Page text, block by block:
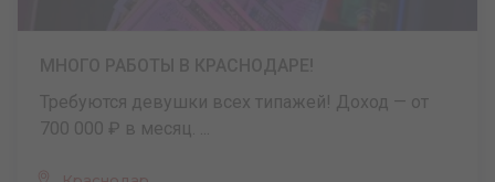
Требуются девушки всех типажей! Доход — от
700 000 ₽ в месяц. ...